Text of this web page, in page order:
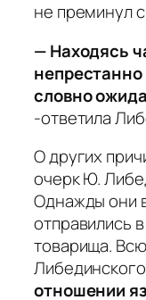
не преминул
— Находясь
непрестанно
словно
-ответила
О других
очерк Ю.
Однажды они
отправились
товарища.
отношении